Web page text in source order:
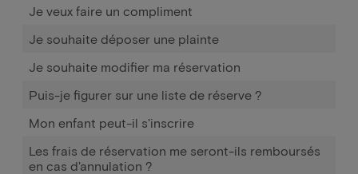
Je veux faire un compliment
Je souhaite déposer une plainte
Je souhaite modifier ma réservation
Puis-je figurer sur une liste de réserve ?
Mon enfant peut-il s'inscrire
Les frais de réservation me seront-ils remboursés
en cas d'annulation ?